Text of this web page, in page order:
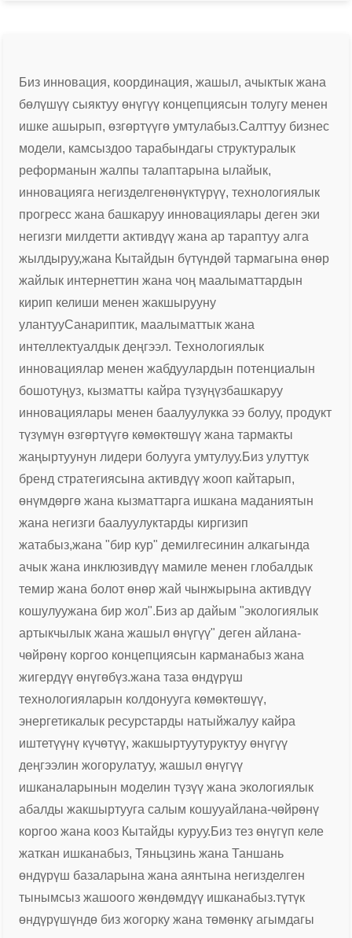
Биз инновация, координация, жашыл, ачыктык жана
бөлүшүү сыяктуу өнүгүү концепциясын толугу менен
ишке ашырып, өзгөртүүгө умтулабыз.Салттуу бизнес
модели, камсыздоо тарабындагы структуралык
реформанын жалпы талаптарына ылайык,
инновацияга негизделгенөнүктүрүү, технологиялык
прогресс жана башкаруу инновациялары деген эки
негизги милдетти активдүү жана ар тараптуу алга
жылдыруу,жана Кытайдын бүтүндөй тармагына өнөр
жайлык интернеттин жана чоң маалыматтардын
кирип келиши менен жакшырууну
улантууСанариптик, маалыматтык жана
интеллектуалдык деңгээл. Технологиялык
инновациялар менен жабдуулардын потенциалын
бошотуңуз, кызматты кайра түзүңүзбашкаруу
инновациялары менен баалуулукка ээ болуу, продукт
түзүмүн өзгөртүүгө көмөктөшүү жана тармакты
жаңыртуунун лидери болууга умтулуу.Биз улуттук
бренд стратегиясына активдүү жооп кайтарып,
өнүмдөргө жана кызматтарга ишкана маданиятын
жана негизги баалуулуктарды киргизип
жатабыз,жана "бир кур" демилгесинин алкагында
ачык жана инклюзивдүү мамиле менен глобалдык
темир жана болот өнөр жай чынжырына активдүү
кошулуужана бир жол".Биз ар дайым "экологиялык
артыкчылык жана жашыл өнүгүү" деген айлана-
чөйрөнү коргоо концепциясын карманабыз жана
жигердүү өнүгөбүз.жана таза өндүрүш
технологияларын колдонууга көмөктөшүү,
энергетикалык ресурстарды натыйжалуу кайра
иштетүүнү күчөтүү, жакшыртуутуруктуу өнүгүү
деңгээлин жогорулатуу, жашыл өнүгүү
ишканаларынын моделин түзүү жана экологиялык
абалды жакшыртууга салым кошууайлана-чөйрөнү
коргоо жана кооз Кытайды куруу.Биз тез өнүгүп келе
жаткан ишканабыз, Тяньцзинь жана Таншань
өндүрүш базаларына жана аянтына негизделген
тынымсыз жашоого жөндөмдүү ишканабыз.түтүк
өндүрүшүндө биз жогорку жана төмөнкү агымдагы